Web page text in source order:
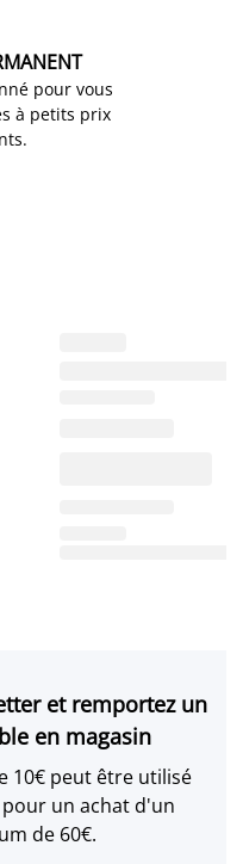
pour vous
à petits prix
et remportez un
en magasin
10€ peut être utilisé
un achat d'un
de 60€.